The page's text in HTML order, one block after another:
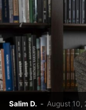
Salim D. - August 10,